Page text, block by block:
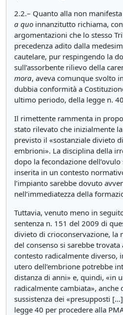
2.2.– Quanto alla non
a quo innanzitutto richiama,
argomentazioni che lo stesso
precedenza adito dalla
cautelare, pur respingendo la
sull’assorbente rilievo della
mora, aveva comunque svolto
dubbia conformità a
ultimo periodo, della legge n.
Il rimettente rammenta in
stato rilevato che inizialmente
previsto il «sostanziale divieto
embrioni». La disciplina della
dopo la fecondazione
inserita in un contesto
l’impianto sarebbe dovuto
nell’immediatezza della
Tuttavia, venuto meno in
sentenza n. 151 del 2009 di
divieto di crioconservazione, la
del consenso si sarebbe
contesto radicalmente diverso,
utero dell’embrione potrebbe
distanza di anni» e, quindi, «in
radicalmente cambiata», anche
sussistenza dei «presupposti
legge 40 per procedere alla